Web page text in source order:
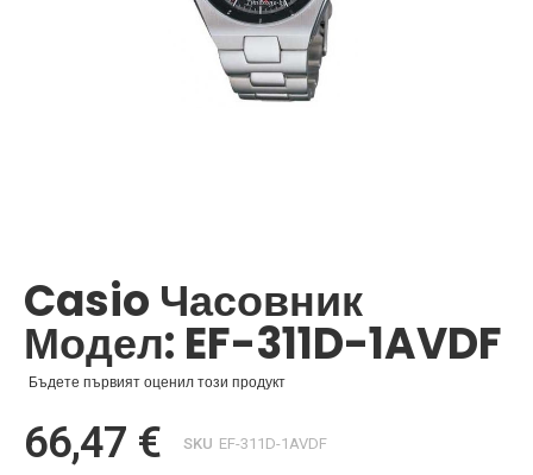
на
галерия
със
снимки
Casio Часовник
Модел: EF-311D-1AVDF
Бъдете първият оценил този продукт
66,47 € SKU EF-311D-1AVDF